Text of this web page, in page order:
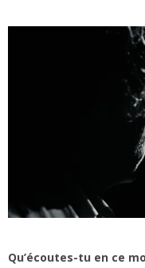
Qu’écoutes-tu en ce